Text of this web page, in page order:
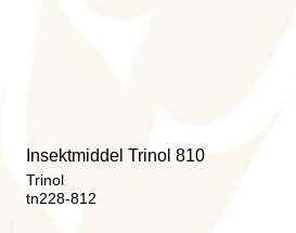
Insektmiddel Trinol 810
Trinol
tn228-812